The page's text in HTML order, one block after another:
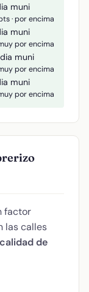
muni
· por encima
muni
por encima
muni
por encima
muni
por encima
factor
las calles
de